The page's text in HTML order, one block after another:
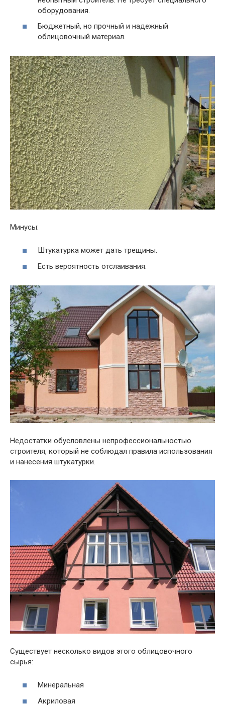
оборудования.
Бюджетный, но прочный и надежный
облицовочный материал.
Минусы:
Штукатурка может дать трещины.
Есть вероятность отслаивания.
Недостатки обусловлены непрофессиональностью
строителя, который не соблюдал правила использования
и нанесения штукатурки.
Существует несколько видов этого облицовочного
сырья:
Минеральная
Акриловая